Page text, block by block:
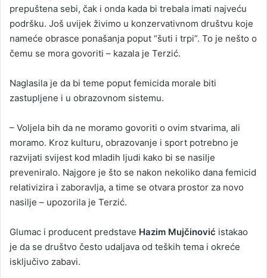
prepuštena sebi, čak i onda kada bi trebala imati najveću
podršku. Još uvijek živimo u konzervativnom društvu koje
nameće obrasce ponašanja poput “šuti i trpi”. To je nešto o
čemu se mora govoriti – kazala je Terzić.
Naglasila je da bi teme poput femicida morale biti
zastupljene i u obrazovnom sistemu.
– Voljela bih da ne moramo govoriti o ovim stvarima, ali
moramo. Kroz kulturu, obrazovanje i sport potrebno je
razvijati svijest kod mladih ljudi kako bi se nasilje
preveniralo. Najgore je što se nakon nekoliko dana femicid
relativizira i zaboravlja, a time se otvara prostor za novo
nasilje – upozorila je Terzić.
Glumac i producent predstave Hazim Mujčinović istakao
je da se društvo često udaljava od teških tema i okreće
isključivo zabavi.